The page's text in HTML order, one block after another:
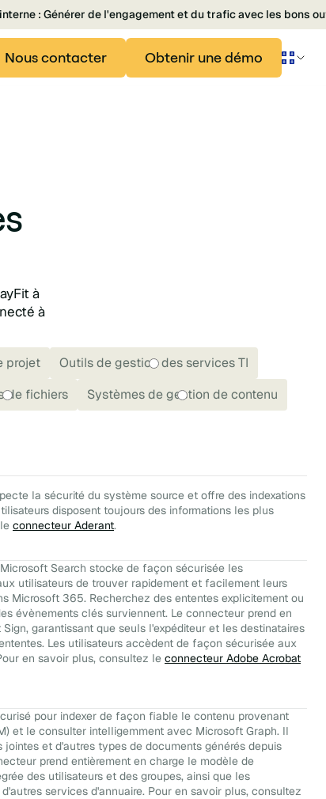
: Générer de l'engagement et du trafic avec les bons
Nous contacter Obtenir une démo
à
à
projet
Outils de gestion des services TI
de fichiers
Systèmes de gestion de contenu
la sécurité du système source et offre des indexations
disposent toujours des informations les plus
connecteur Aderant.
Search stocke de façon sécurisée les
utilisateurs de trouver rapidement et facilement leurs
Microsoft 365. Recherchez des ententes explicitement ou
évènements clés surviennent. Le connecteur prend en
garantissant que seuls l'expéditeur et les destinataires
Les utilisateurs accèdent de façon sécurisée aux
en savoir plus, consultez le connecteur Adobe Acrobat
pour indexer de façon fiable le contenu provenant
et le consulter intelligemment avec Microsoft Graph. Il
et d'autres types de documents générés depuis
prend entièrement en charge le modèle de
des utilisateurs et des groupes, ainsi que les
services d'annuaire. Pour en savoir plus, consultez